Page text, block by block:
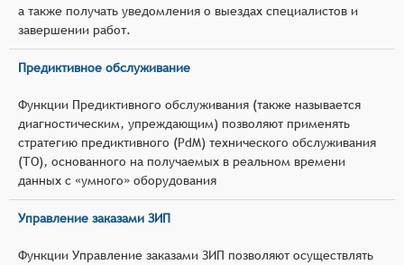
а также получать уведомления о выездах специалистов и
завершении работ.
Предиктивное обслуживание
Функции Предиктивного обслуживания (также называется
диагностическим, упреждающим) позволяют применять
стратегию предиктивного (PdM) технического обслуживания
(ТО), основанного на получаемых в реальном времени
данных с «умного» оборудования
Управление заказами ЗИП
Функции Управление заказами ЗИП позволяют осуществлять